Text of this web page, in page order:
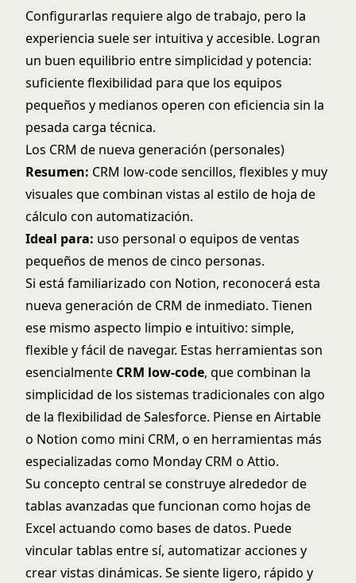
Configurarlas requiere algo de trabajo, pero la
experiencia suele ser intuitiva y accesible. Logran
un buen equilibrio entre simplicidad y potencia:
suficiente flexibilidad para que los equipos
pequeños y medianos operen con eficiencia sin la
pesada carga técnica.
Los CRM de nueva generación (personales)
Resumen: CRM low-code sencillos, flexibles y muy
visuales que combinan vistas al estilo de hoja de
cálculo con automatización.
Ideal para: uso personal o equipos de ventas
pequeños de menos de cinco personas.
Si está familiarizado con Notion, reconocerá esta
nueva generación de CRM de inmediato. Tienen
ese mismo aspecto limpio e intuitivo: simple,
flexible y fácil de navegar. Estas herramientas son
esencialmente CRM low-code, que combinan la
simplicidad de los sistemas tradicionales con algo
de la flexibilidad de Salesforce. Piense en Airtable
o Notion como mini CRM, o en herramientas más
especializadas como Monday CRM o Attio.
Su concepto central se construye alrededor de
tablas avanzadas que funcionan como hojas de
Excel actuando como bases de datos. Puede
vincular tablas entre sí, automatizar acciones y
crear vistas dinámicas. Se siente ligero, rápido y